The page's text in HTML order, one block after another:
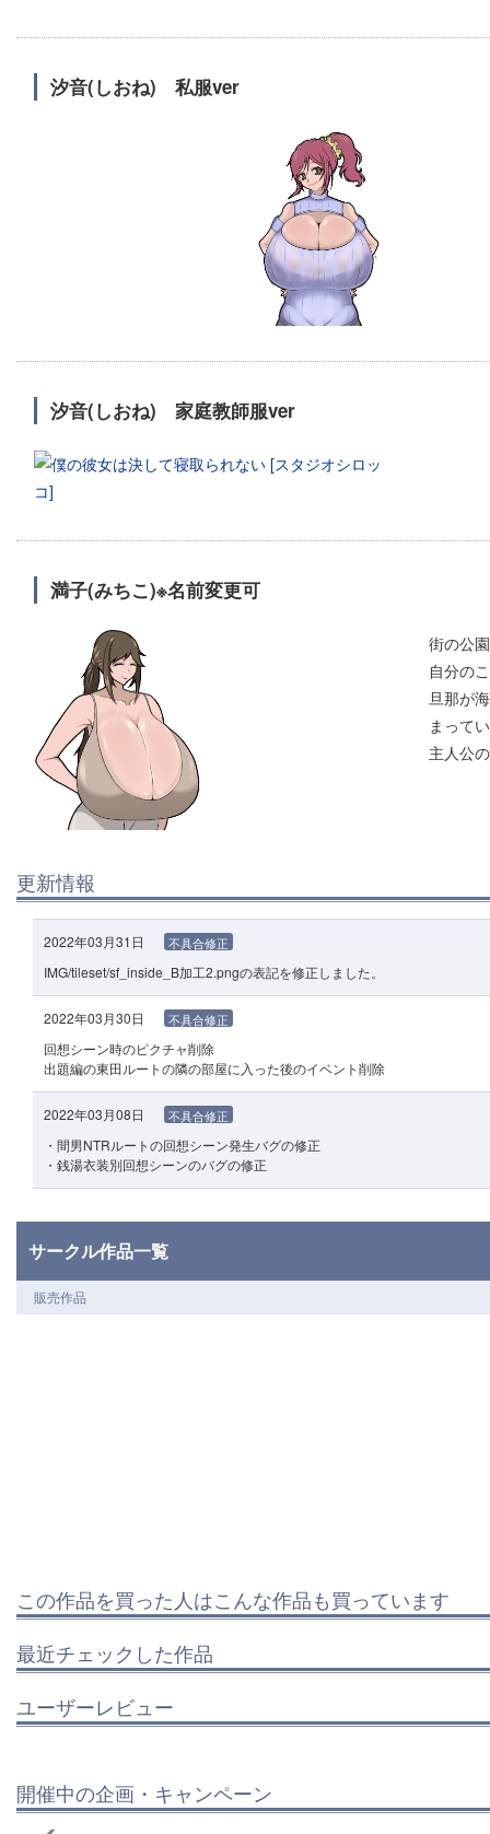
汐音(しおね) 私服ver
汐音(しおね) 家庭教師服ver
満子(みちこ)※名前変更可
街の公
自分の
旦那が
まって
主人公
更新情報
2022年03月31日 不具合修正
IMG/tileset/sf_inside_B加工2.pngの表記を修正しました。
2022年03月30日 不具合修正
回想シーン時のピクチャ削除
出題編の東田ルートの隣の部屋に入った後のイベント削除
2022年03月08日 不具合修正
・間男NTRルートの回想シーン発生バグの修正
・銭湯衣装別回想シーンのバグの修正
サークル作品一覧
販売作品
この作品を買った人はこんな作品も買っています
最近チェックした作品
ユーザーレビュー
開催中の企画・キャンペーン